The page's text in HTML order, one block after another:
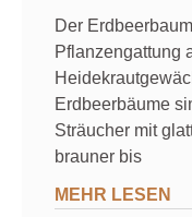
Der
Pflanzengattung
Erdbeerbäume
Sträucher mit
brauner bis
MEHR LESEN